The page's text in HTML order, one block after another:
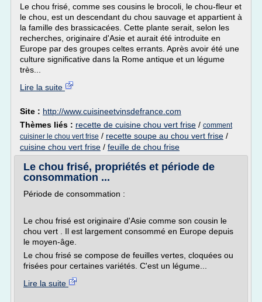
Le chou frisé, comme ses cousins le brocoli, le chou-fleur et
le chou, est un descendant du chou sauvage et appartient à
la famille des brassicacées. Cette plante serait, selon les
recherches, originaire d'Asie et aurait été introduite en
Europe par des groupes celtes errants. Après avoir été une
culture significative dans la Rome antique et un légume
très...
Lire la suite
Site : http://www.cuisineetvinsdefrance.com
Thèmes liés : recette de cuisine chou vert frise / comment
cuisiner le chou vert frise / recette soupe au chou vert frise /
cuisine chou vert frise / feuille de chou frise
Le chou frisé, propriétés et période de
consommation ...
Période de consommation :
Le chou frisé est originaire d'Asie comme son cousin le
chou vert . Il est largement consommé en Europe depuis
le moyen-âge.
Le chou frisé se compose de feuilles vertes, cloquées ou
frisées pour certaines variétés. C'est un légume...
Lire la suite